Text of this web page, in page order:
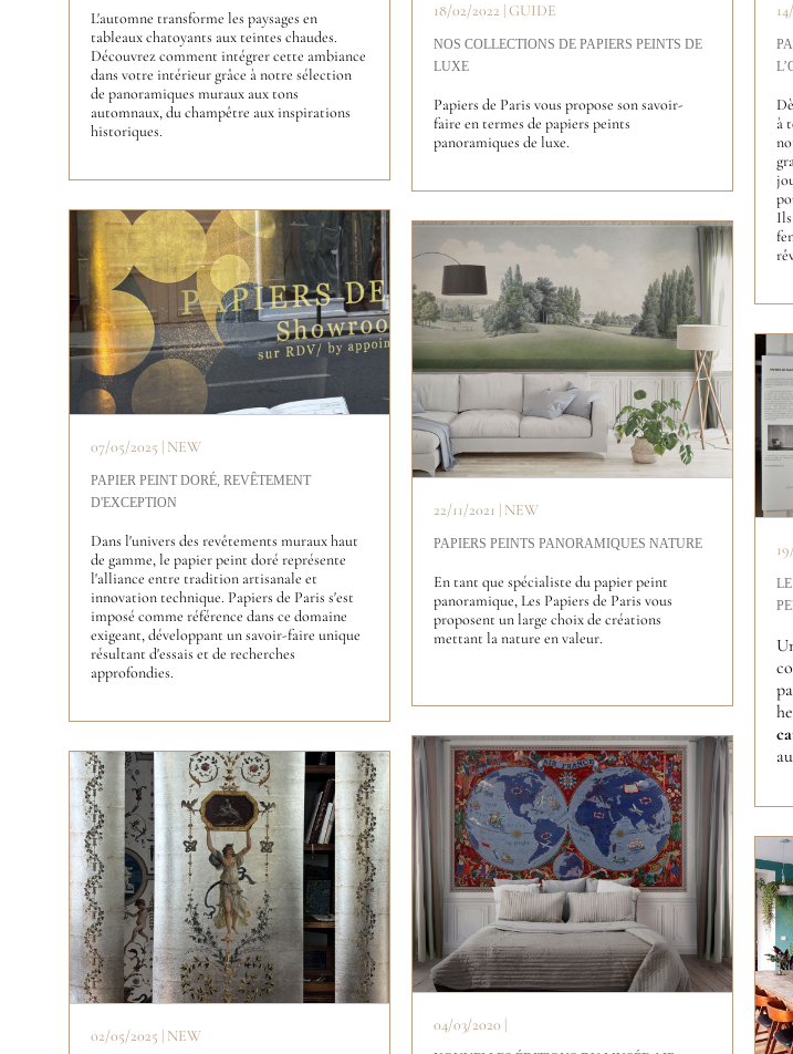
L'automne transforme les paysages en
tableaux chatoyants aux teintes chaudes.
Découvrez comment intégrer cette ambiance
dans votre intérieur grâce à notre sélection
de panoramiques muraux aux tons
automnaux, du champêtre aux inspirations
historiques.
07/05/2025 | NEW
PAPIER PEINT DORÉ, REVÊTEMENT
D'EXCEPTION
Dans l'univers des revêtements muraux haut
de gamme, le papier peint doré représente
l'alliance entre tradition artisanale et
innovation technique. Papiers de Paris s'est
imposé comme référence dans ce domaine
exigeant, développant un savoir-faire unique
résultant d'essais et de recherches
approfondies.
02/05/2025 | NEW
18/02/2022 | GUIDE
NOS COLLECTIONS DE PAPIERS PEINTS DE
LUXE
Papiers de Paris vous propose son savoir-
faire en termes de papiers peints
panoramiques de luxe.
22/11/2021 | NEW
PAPIERS PEINTS PANORAMIQUES NATURE
En tant que spécialiste du papier peint
panoramique, Les Papiers de Paris vous
proposent un large choix de créations
mettant la nature en valeur.
04/03/2020 |
à